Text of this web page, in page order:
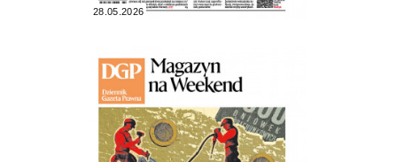
28.05.2026